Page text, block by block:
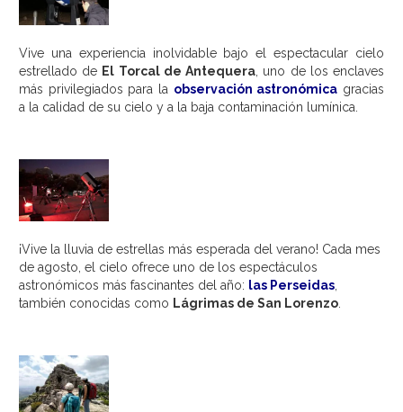
Vive una experiencia inolvidable bajo el espectacular cielo
estrellado de El Torcal de Antequera, uno de los enclaves
más privilegiados para la observación astronómica gracias
a la calidad de su cielo y a la baja contaminación lumínica.
¡Vive la lluvia de estrellas más esperada del verano! Cada mes
de agosto, el cielo ofrece uno de los espectáculos
astronómicos más fascinantes del año: las Perseidas,
también conocidas como Lágrimas de San Lorenzo.